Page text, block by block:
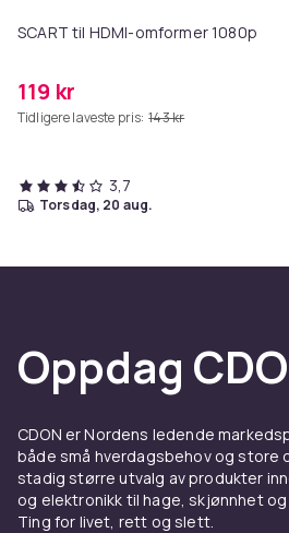
SCART til HDMI-omformer 1080p
119 kr
Tidligere laveste pris: 143 kr
3,7
torsdag, 20 aug.
Oppdag
CDON er Nordens ledende
både små hverdagsbehov og store
stadig større utvalg av produkter
og elektronikk til hage, skjønnhet
Ting for livet, rett og slett.